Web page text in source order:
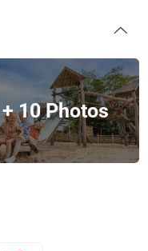
+ 10 Photos